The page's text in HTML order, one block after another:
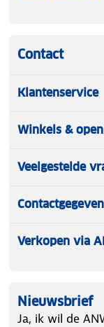
Contact
Klantenservice
Winkels &
Veelgestelde
Verkopen via
Nieuwsbrief
Ja, ik wil de